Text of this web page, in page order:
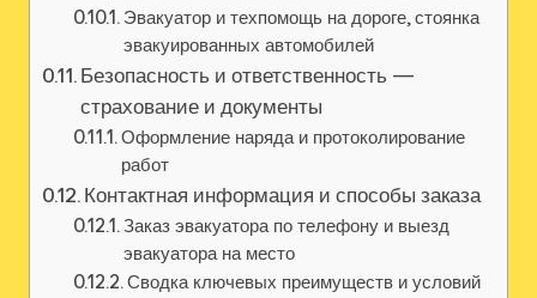
Эвакуатор и техпомощь на дороге, стоянка
эвакуированных автомобилей
Безопасность и ответственность —
страхование и документы
Оформление наряда и протоколирование
работ
Контактная информация и способы заказа
Заказ эвакуатора по телефону и выезд
эвакуатора на место
Сводка ключевых преимуществ и условий